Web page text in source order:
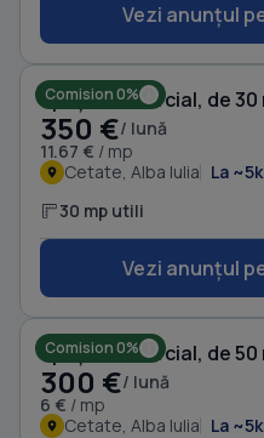
Vezi anunțul
Comision 0%
Spațiu comercial, de
350 €/ lună
11.67 € / mp
Cetate, Alba Iulia La
30 mp utili
Vezi anunțul
Comision 0%
Spațiu comercial, de
300 €/ lună
6 € / mp
Cetate, Alba Iulia La